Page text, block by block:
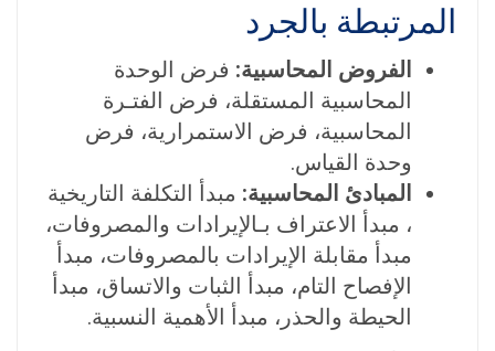
المرتبطة بالجرد
الفروض المحاسبية: فرض الوحدة
المحاسبية المستقلة، فرض الفتـرة
المحاسبية، فرض الاستمرارية، فرض
وحدة القياس.
المبادئ المحاسبية: مبدأ التكلفة التاريخية
، مبدأ الاعتراف بـالإيرادات والمصروفات،
مبدأ مقابلة الإيرادات بالمصروفات، مبدأ
الإفصاح التام، مبدأ الثبات والاتساق، مبدأ
الحيطة والحذر، مبدأ الأهمية النسبية.